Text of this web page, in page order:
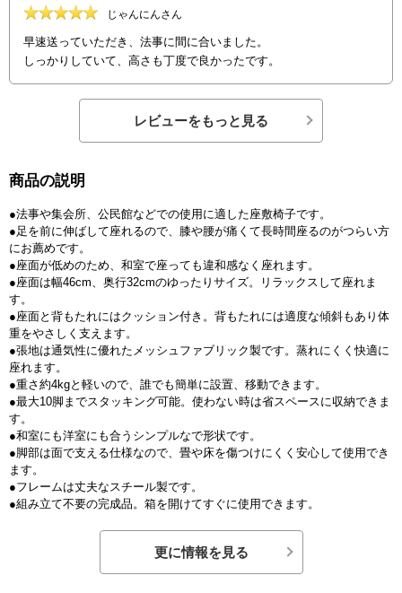
じゃんにんさん
早速送っていただき、法事に間に合いました。
しっかりしていて、高さも丁度で良かったです。
レビューをもっと見る
商品の説明
●法事や集会所、公民館などでの使用に適した座敷椅子です。
●足を前に伸ばして座れるので、膝や腰が痛くて長時間座るのがつらい方
にお薦めです。
●座面が低めのため、和室で座っても違和感なく座れます。
●座面は幅46cm、奥行32cmのゆったりサイズ。リラックスして座れま
す。
●座面と背もたれにはクッション付き。背もたれには適度な傾斜もあり体
重をやさしく支えます。
●張地は通気性に優れたメッシュファブリック製です。蒸れにくく快適に
座れます。
●重さ約4kgと軽いので、誰でも簡単に設置、移動できます。
●最大10脚までスタッキング可能。使わない時は省スペースに収納できま
す。
●和室にも洋室にも合うシンプルなで形状です。
●脚部は面で支える仕様なので、畳や床を傷つけにくく安心して使用でき
ます。
●フレームは丈夫なスチール製です。
●組み立て不要の完成品。箱を開けてすぐに使用できます。
更に情報を見る